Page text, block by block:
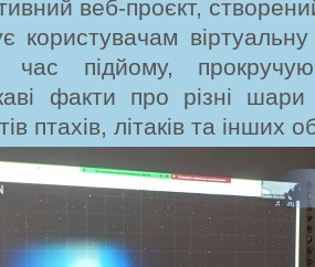
веб-проєкт,
користувачам
підйому,
факти про різні
птахів, літаків та інших